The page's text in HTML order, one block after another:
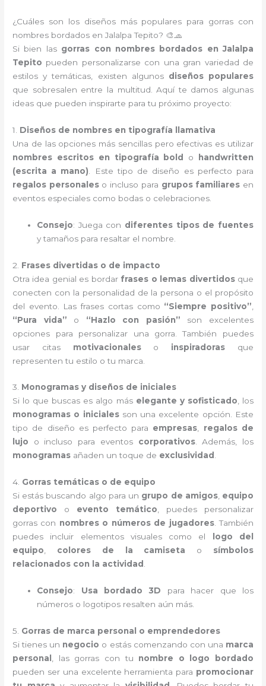
¿Cuáles son los diseños más populares para gorras con
nombres bordados en Jalalpa Tepito? 🎨🧢
Si bien las gorras con nombres bordados en Jalalpa
Tepito pueden personalizarse con una gran variedad de
estilos y temáticas, existen algunos diseños populares
que sobresalen entre la multitud. Aquí te damos algunas
ideas que pueden inspirarte para tu próximo proyecto:
1. Diseños de nombres en tipografía llamativa
Una de las opciones más sencillas pero efectivas es utilizar
nombres escritos en tipografía bold
o
handwritten
(escrita a mano) . Este tipo de diseño es perfecto para
regalos personaleso incluso para grupos familiares en
eventos especiales como bodas o celebraciones.
Consejo: Juega con diferentes tipos de fuentes
y tamaños para resaltar el nombre.
2. Frases divertidas o de impacto
Otra idea genial es bordar frases o lemas divertidosque
conecten con la personalidad de la persona o el propósito
del evento. Las frases cortas como “Siempre positivo”
“Pura vida” o “Hazlo con pasión” son excelentes
opciones para personalizar una gorra. También puedes
usar citas motivacionaleso inspiradoras que
representen tu estilo o tu marca.
3. Monogramas y diseños de iniciales
Si lo que buscas es algo más elegante y sofisticado, los
monogramas o inicialesson una excelente opción. Este
tipo de diseño es perfecto para empresas, regalos de
lujo o incluso para eventos corporativos. Además, los
monogramas añaden un toque de exclusividad .
4. Gorras temáticas o de equipo
Si estás buscando algo para un grupo de amigos, equipo
deportivo o evento temático, puedes personalizar
gorras con nombres o números de jugadores. También
puedes incluir elementos visuales como el
logo del
equipo, colores de la camiseta o símbolos
relacionados con la actividad .
Consejo: Usa bordado 3D para hacer que los
números o logotipos resalten aún más.
5. Gorras de marca personal o emprendedores
Si tienes un negocio o estás comenzando con una marca
personal
, las gorras con tu nombre o logo bordado
pueden ser una excelente herramienta para promocionar